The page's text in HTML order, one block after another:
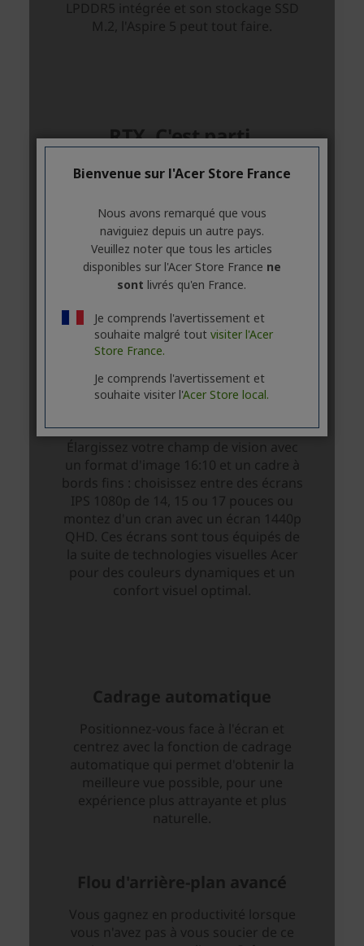
Bienvenue sur l'Acer Store France
Nous avons remarqué que vous
naviguiez depuis un autre pays.
Veuillez noter que tous les articles
disponibles sur l'Acer Store France ne
sont livrés qu'en France.
Je comprends l'avertissement et
souhaite malgré tout visiter l'Acer
Store France.
Je comprends l'avertissement et
souhaite visiter l'Acer Store local.